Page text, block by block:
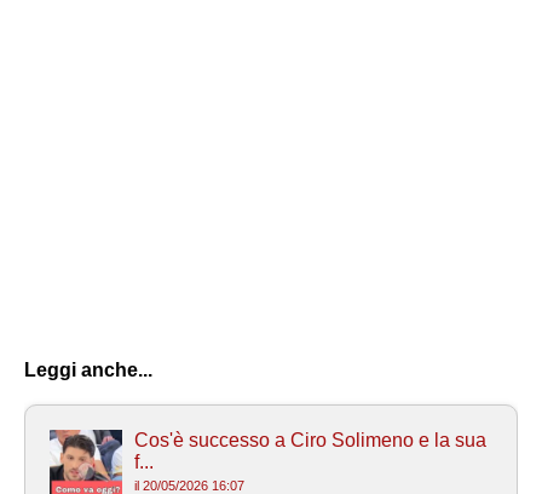
Leggi anche...
Cos'è successo a Ciro Solimeno e la sua
f...
il 20/05/2026 16:07